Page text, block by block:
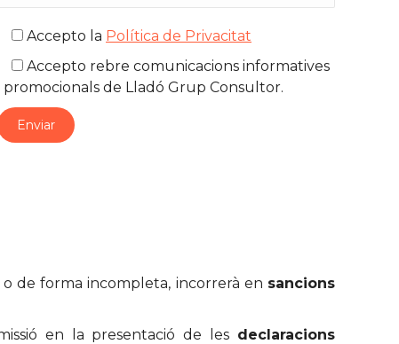
Accepto la Política de Privacitat
Accepto rebre comunicacions informatives
promocionals de Lladó Grup Consultor.
de forma incompleta, incorrerà en sancions
en la presentació de les declaracions